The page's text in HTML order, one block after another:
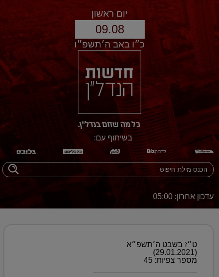
יום ראשון
09.08
כ״ו באב ה׳תשפ״ו
בשיתוף עם:
עדכון אחרון: 05:00
ט״ז בשבט ה׳תשפ״א
(29.01.2021)
מספר צפיות: 45